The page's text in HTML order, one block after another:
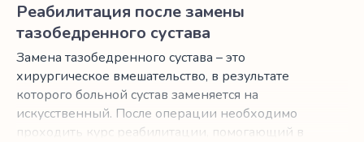
Реабилитация после замены
тазобедренного сустава
Замена тазобедренного сустава – это
хирургическое вмешательство, в результате
которого больной сустав заменяется на
искусственный. После операции необходимо
проходить курс реабилитации, помогающий в